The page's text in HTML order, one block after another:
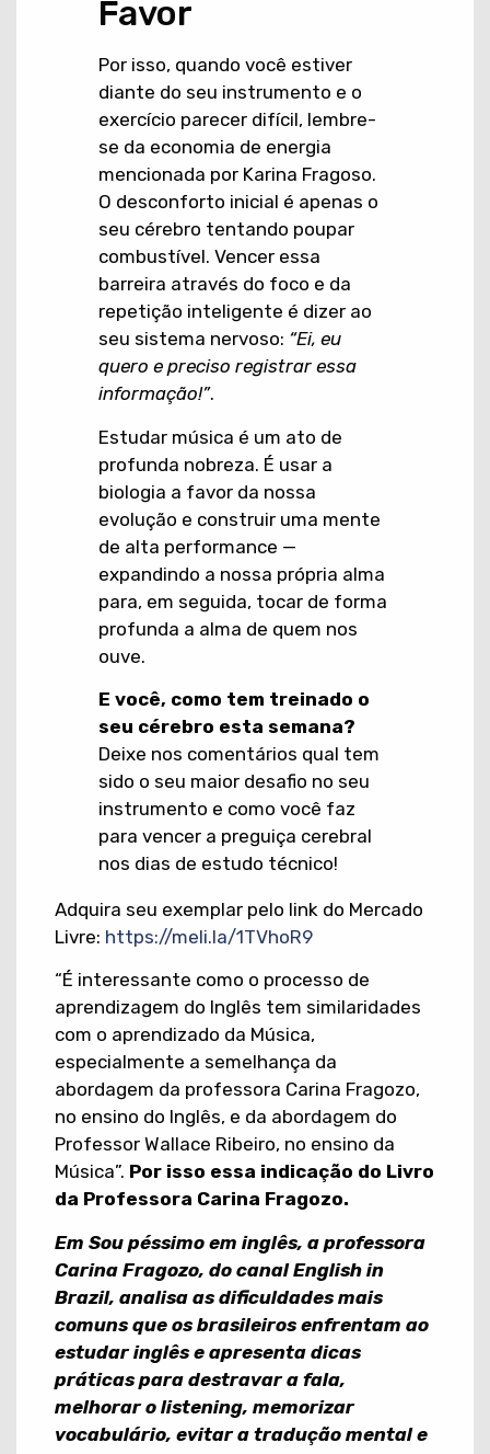
Favor
Por isso, quando você estiver
diante do seu instrumento e o
exercício parecer difícil, lembre-
se da economia de energia
mencionada por Karina Fragoso.
O desconforto inicial é apenas o
seu cérebro tentando poupar
combustível. Vencer essa
barreira através do foco e da
repetição inteligente é dizer ao
seu sistema nervoso: “Ei, eu
quero e preciso registrar essa
informação!”.
Estudar música é um ato de
profunda nobreza. É usar a
biologia a favor da nossa
evolução e construir uma mente
de alta performance —
expandindo a nossa própria alma
para, em seguida, tocar de forma
profunda a alma de quem nos
ouve.
E você, como tem treinado o
seu cérebro esta semana?
Deixe nos comentários qual tem
sido o seu maior desafio no seu
instrumento e como você faz
para vencer a preguiça cerebral
nos dias de estudo técnico!
Adquira seu exemplar pelo link do Mercado
Livre: https://meli.la/1TVhoR9
“É interessante como o processo de
aprendizagem do Inglês tem similaridades
com o aprendizado da Música,
especialmente a semelhança da
abordagem da professora Carina Fragozo,
no ensino do Inglês, e da abordagem do
Professor Wallace Ribeiro, no ensino da
Música”. Por isso essa indicação do Livro
da Professora Carina Fragozo.
Em Sou péssimo em inglês, a professora
Carina Fragozo, do canal English in
Brazil, analisa as dificuldades mais
comuns que os brasileiros enfrentam ao
estudar inglês e apresenta dicas
práticas para destravar a fala,
melhorar o listening, memorizar
vocabulário, evitar a tradução mental e